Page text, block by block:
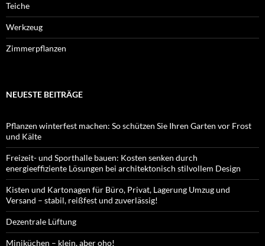
Teiche
Werkzeug
Zimmerpflanzen
NEUESTE BEITRÄGE
Pflanzen winterfest machen: So schützen Sie Ihren Garten vor Frost
und Kälte
Freizeit- und Sporthalle bauen: Kosten senken durch
energieeffiziente Lösungen bei architektonisch stilvollem Design
Kisten und Kartonagen für Büro, Privat, Lagerung Umzug und
Versand – stabil, reißfest und zuverlässig!
Dezentrale Lüftung
Miniküchen – klein, aber oho!